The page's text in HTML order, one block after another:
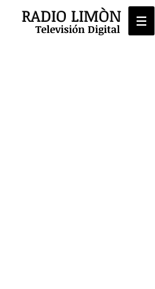
RADIO LIMÒN
Televisión Digital